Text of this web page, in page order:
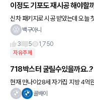
이정도 기포도 재시공 해야할
신차 패키지로 시공 받았는데 오늘
ㅠㅠ 재시공 해야 할까요? 천장 부
백구아니
3
5 1,750
자유주제
718박스터 굴릴수있을까요..?
현재 만나이28세 자가집 지방 4억원대 현재x3 타
골배이